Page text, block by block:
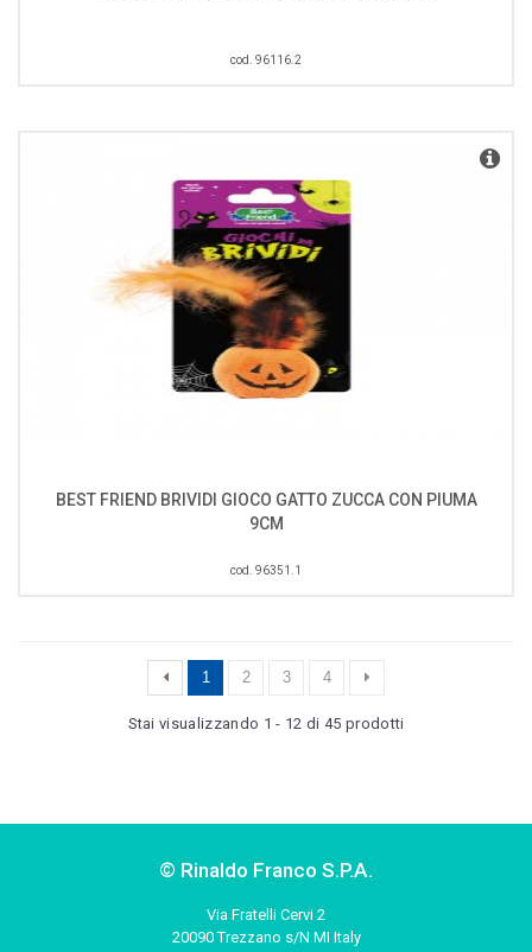
cod. 96116.2
BEST FRIEND BRIVIDI GIOCO GATTO ZUCCA CON PIUMA
9CM
cod. 96351.1
1 2 3 4
Stai visualizzando 1 - 12 di 45 prodotti
© Rinaldo Franco S.P.A.
Via Fratelli Cervi 2
20090 Trezzano s/N MI Italy